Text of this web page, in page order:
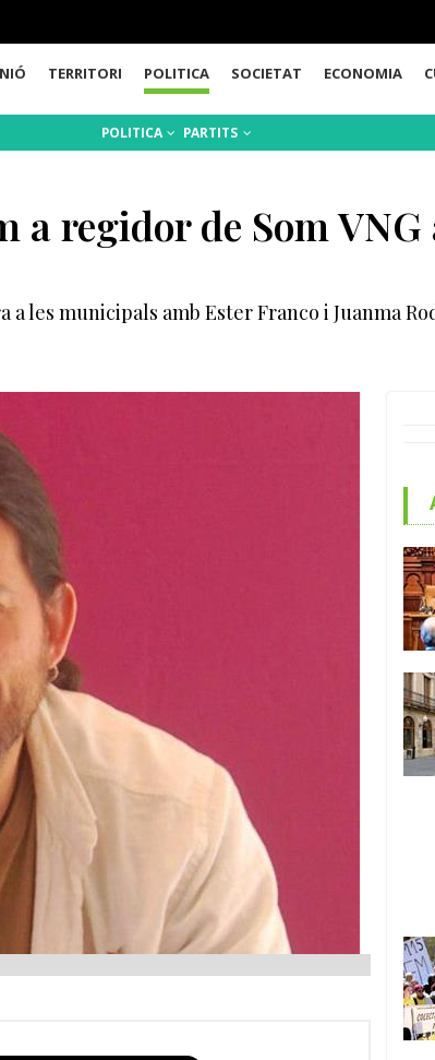
TERRITORI POLITICA SOCIETAT ECONOMIA
POLITICA PARTITS
a regidor de Som
les municipals amb Ester Franco i Juanma